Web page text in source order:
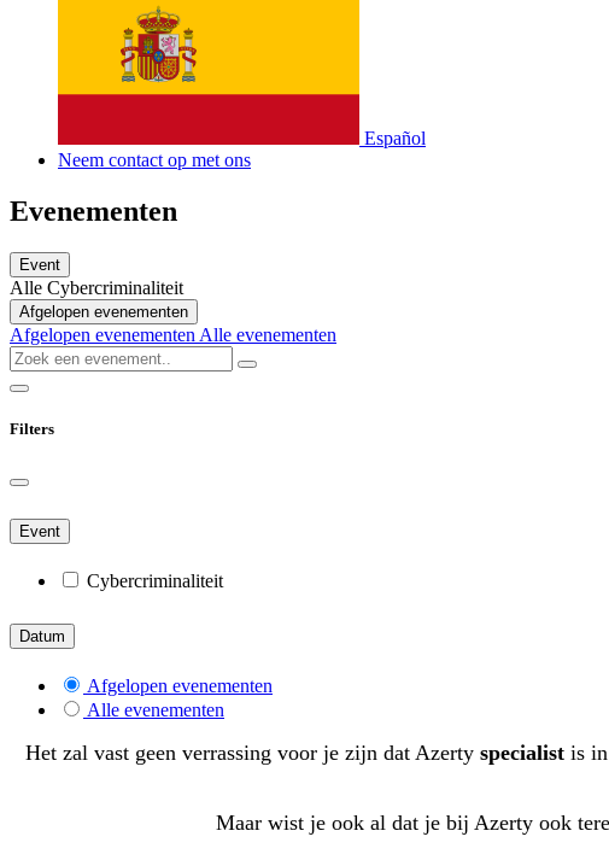
Español
Neem contact op met ons
Evenementen
Event
Alle Cybercriminaliteit
Afgelopen evenementen
Afgelopen evenementen Alle evenementen
Filters
Event
Cybercriminaliteit
Datum
Afgelopen evenementen
Alle evenementen
Het zal vast geen verrassing voor je zijn dat Azerty specialist is
Maar wist je ook al dat je bij Azerty ook